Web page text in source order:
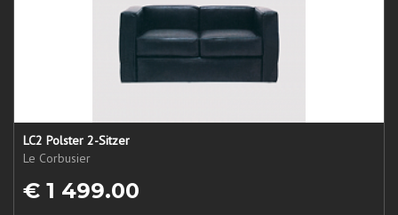
LC2 Polster 2-Sitzer
Le Corbusier
€ 1 499.00